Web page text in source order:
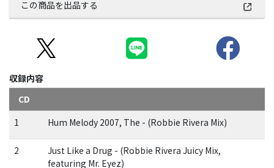
この商品を出品する
収録内容
CD
1
Hum Melody 2007, The - (Robbie Rivera Mix)
2
Just Like a Drug - (Robbie Rivera Juicy Mix,
featuring Mr. Eyez)